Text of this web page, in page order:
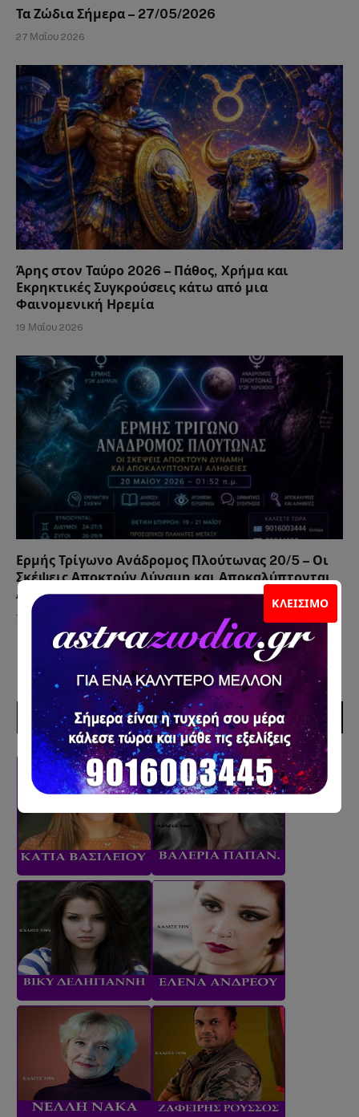
ΚΛΕΊΣΙΜΟ
Τα Ζώδια Σήμερα – 27/05/2026
27 Μαΐου 2026
Άρης στον Ταύρο 2026 – Πάθος, Χρήμα και
Εκρηκτικές Συγκρούσεις κάτω από μια
Φαινομενική Ηρεμία
19 Μαΐου 2026
Ερμής Τρίγωνο Ανάδρομος Πλούτωνας 20/5 – Οι
Σκέψεις Αποκτούν Δύναμη και Αποκαλύπτονται
Αλήθειες
19 Μαΐου 2026
ΣΥΝΕΡΓΑΤΕΣ